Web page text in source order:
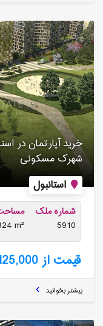
استانبول
خرید آپارتمان در
شهرک مسکونی
شماره ملک
5910
m²
قیمت از 125,000 €
بیشتر بخوانید